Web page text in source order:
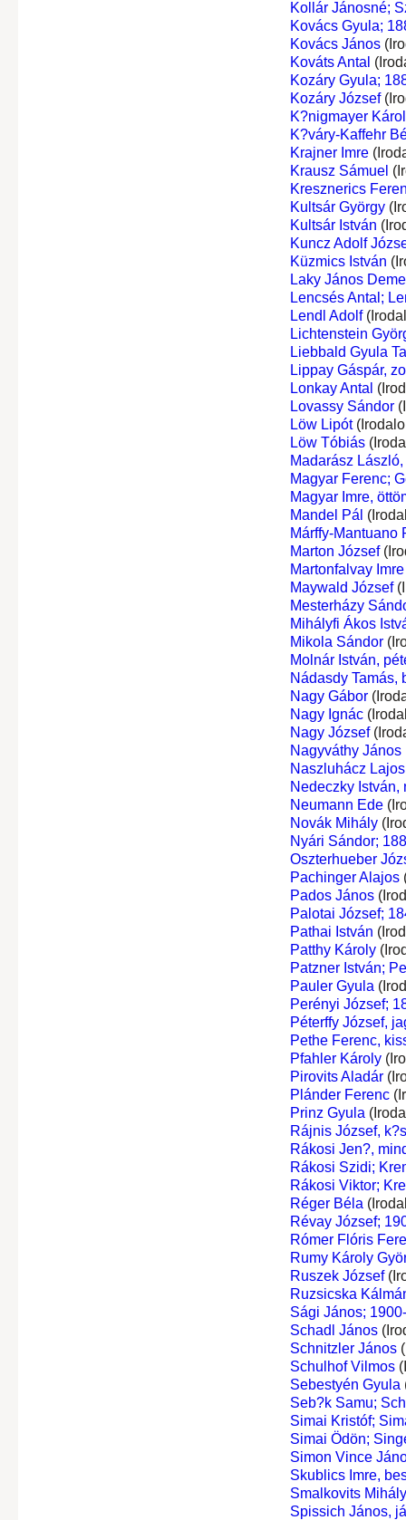
Kollár Jánosné;
Kovács Gyula;
Kovács János
Kováts Antal
Kozáry Gyula;
Kozáry József
K?nigmayer
K?váry-Kaffehr
Krajner Imre
Krausz Sámuel
Kresznerics
Kultsár György
Kultsár István
Kuncz Adolf
Küzmics István
Laky János
Lencsés Antal;
Lendl Adolf
Lichtenstein
Liebbald Gyula
Lippay Gáspár,
Lonkay Antal
Lovassy Sándor
Löw Lipót
Löw Tóbiás
Madarász
Magyar Ferenc;
Magyar Imre,
Mandel Pál
Márffy-Mantuano
Marton József
Martonfalvay Imre
Maywald József
Mesterházy
Mihályfi Ákos
Mikola Sándor
Molnár István,
Nádasdy Tamás,
Nagy Gábor
Nagy Ignác
Nagy József
Nagyváthy János
Naszluhácz Lajos
Nedeczky István,
Neumann Ede
Novák Mihály
Nyári Sándor;
Oszterhueber
Pachinger Alajos
Pados János
Palotai József;
Pathai István
Patthy Károly
Patzner István;
Pauler Gyula
Perényi József;
Péterffy József,
Pethe Ferenc,
Pfahler Károly
Pirovits Aladár
Plánder Ferenc
Prinz Gyula
Rájnis József,
Rákosi Jen?,
Rákosi Szidi;
Rákosi Viktor;
Réger Béla
Révay József;
Rómer Flóris
Rumy Károly
Ruszek József
Ruzsicska
Sági János;
Schadl János
Schnitzler János
Schulhof Vilmos
Sebestyén Gyula
Seb?k Samu;
Simai Kristóf;
Simai Ödön;
Simon Vince
Skublics Imre,
Smalkovits Mihály
Spissich János,